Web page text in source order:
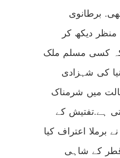
برطانوی
منظر دیکھ کر
کہ کسی مسلم ملک
کی شہزادی
میں شرمناک
ہے.تفتیش کے
برملا اعتراف کیا
کے شاہی